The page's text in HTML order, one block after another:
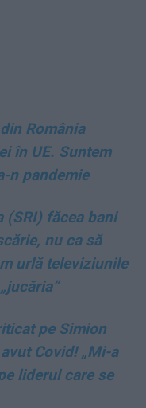
România
în UE. Suntem
n pandemie
(SRI) făcea bani
nu ca să
urlă televiziunile
pe Simion
Covid! „Mi-a
liderul care se